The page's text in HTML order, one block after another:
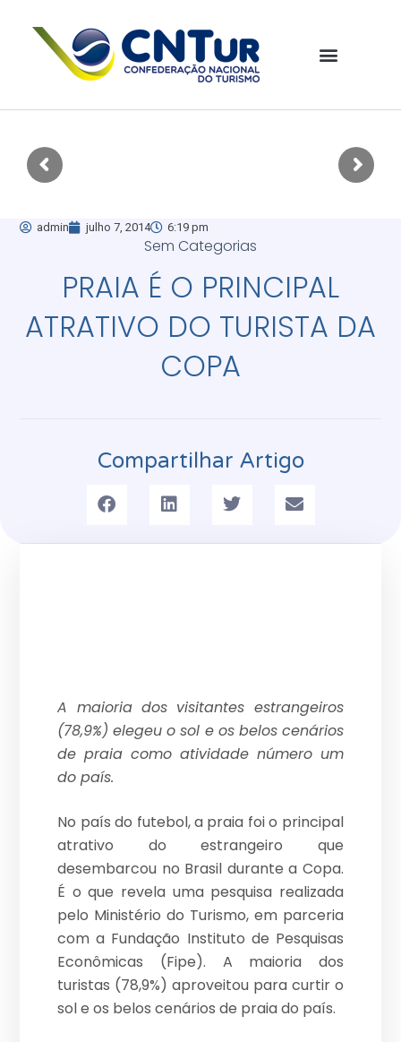
admin julho 7, 2014 6:19 pm
Sem Categorias
PRAIA É O PRINCIPAL
ATRATIVO DO TURISTA DA
COPA
Compartilhar Artigo
A maioria dos visitantes estrangeiros
(78,9%) elegeu o sol e os belos cenários
de praia como atividade número um
do país.
No país do futebol, a praia foi o principal
atrativo do estrangeiro que
desembarcou no Brasil durante a Copa.
É o que revela uma pesquisa realizada
pelo Ministério do Turismo, em parceria
com a Fundação Instituto de Pesquisas
Econômicas (Fipe). A maioria dos
turistas (78,9%) aproveitou para curtir o
sol e os belos cenários de praia do país.